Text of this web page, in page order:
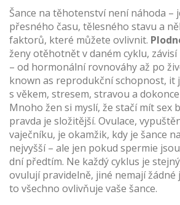
Šance na těhotenství není náhoda –
přesného času, tělesného stavu a
faktorů, které můžete ovlivnit.
ženy otěhotnět v daném cyklu, závisí
– od hormonální rovnováhy až po
known as reprodukční schopnost, it
s věkem, stresem, stravou a
Mnoho žen si myslí, že stačí mít sex
pravda je složitější. Ovulace,
vaječníku, je okamžik, kdy je šance
nejvyšší – ale jen pokud spermie
dní předtím. Ne každý cyklus je
ovulují pravidelně, jiné nemají žádné
to všechno ovlivňuje vaše šance.